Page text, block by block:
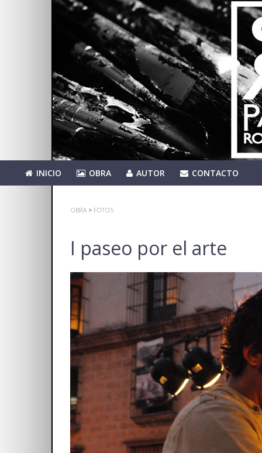
INICIO OBRA AUTOR CONTACTO
OBRA > FOTOS
I paseo por el arte